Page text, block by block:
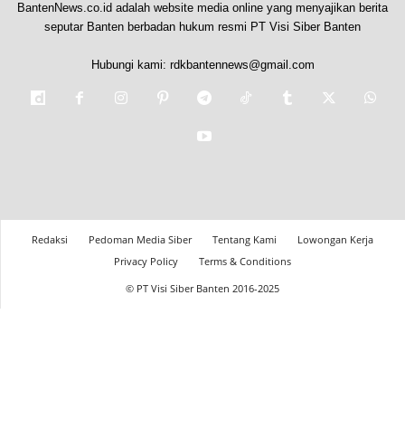
BantenNews.co.id adalah website media online yang menyajikan berita
seputar Banten berbadan hukum resmi PT Visi Siber Banten
Hubungi kami: rdkbantennews@gmail.com
Redaksi Pedoman Media Siber Tentang Kami
Lowongan Kerja
Privacy Policy
Terms & Conditions
© PT Visi Siber Banten 2016-2025